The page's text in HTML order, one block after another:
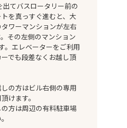
出てバスロータリー前の
を真っすぐ進むと、大
ワーマンションが左右
その左側のマンション
。エレベーターをご利用
でも段差なくお越し頂
の方はビル右側の専用
けます。
方は周辺の有料駐車場